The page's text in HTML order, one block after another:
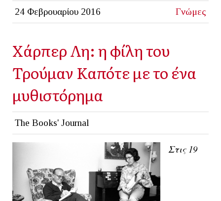
24 Φεβρουαρίου 2016 Γνώμες
Χάρπερ Λη: η φίλη του
Τρούμαν Καπότε με το ένα
μυθιστόρημα
The Books' Journal
Στις 19